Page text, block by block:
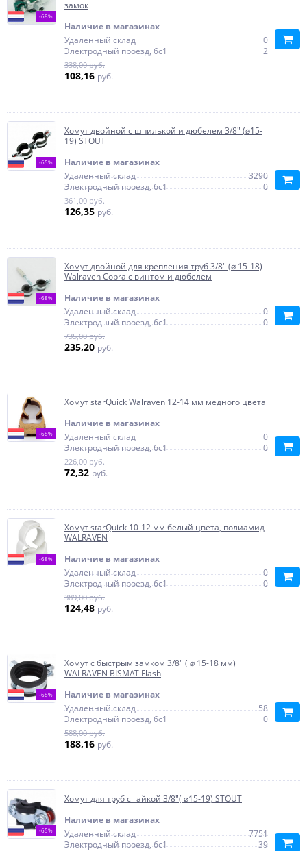
-68%
замок
Наличие в магазинах
Удаленный склад
0
Электродный проезд, 6с1
2
338,00 руб.
108,16 руб.
-65%
Хомут двойной с шпилькой и дюбелем 3/8" (⌀15-
19) STOUT
Наличие в магазинах
Удаленный склад
3290
Электродный проезд, 6с1
0
361,00 руб.
126,35 руб.
-68%
Хомут двойной для крепления труб 3/8" (⌀ 15-18)
Walraven Cobra с винтом и дюбелем
Наличие в магазинах
Удаленный склад
0
Электродный проезд, 6с1
0
735,00 руб.
235,20 руб.
-68%
Хомут starQuick Walraven 12-14 мм медного цвета
Наличие в магазинах
Удаленный склад
0
Электродный проезд, 6с1
0
226,00 руб.
72,32 руб.
-68%
Хомут starQuick 10-12 мм белый цвета, полиамид
WALRAVEN
Наличие в магазинах
Удаленный склад
0
Электродный проезд, 6с1
0
389,00 руб.
124,48 руб.
-68%
Хомут с быстрым замком 3/8" ( ⌀ 15-18 мм)
WALRAVEN BISMAT Flash
Наличие в магазинах
Удаленный склад
58
Электродный проезд, 6с1
0
588,00 руб.
188,16 руб.
-65%
Хомут для труб с гайкой 3/8"( ⌀15-19) STOUT
Наличие в магазинах
Удаленный склад
7751
Электродный проезд, 6с1
39